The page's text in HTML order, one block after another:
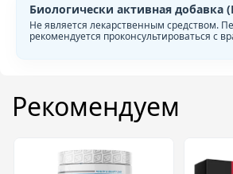
Биологически активная добавка
Не является лекарственным средством.
рекомендуется проконсультироваться с
Рекомендуем